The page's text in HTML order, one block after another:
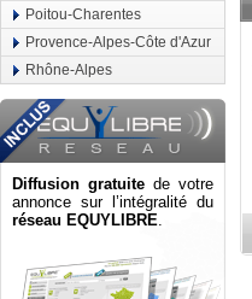
Poitou-Charentes
Provence-Alpes-Côte d'Azur
Rhône-Alpes
Diffusion gratuite de votre
annonce sur l’intégralité du
réseau EQUYLIBRE.